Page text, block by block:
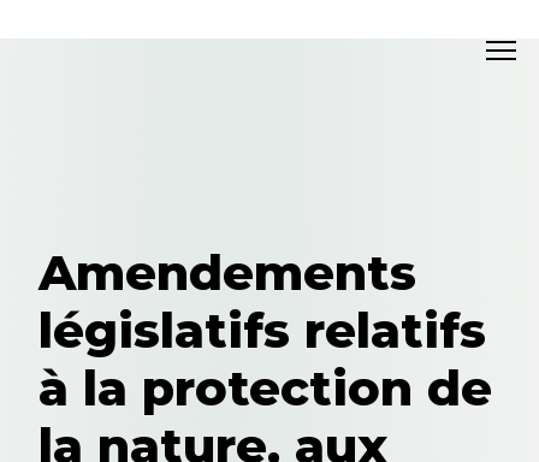
Amendements
législatifs relatifs
à la protection de
la nature, aux